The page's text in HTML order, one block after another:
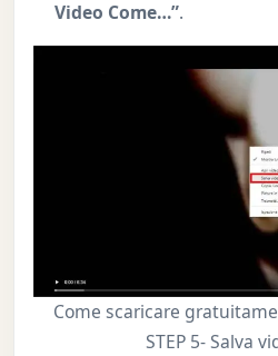
Video Come…”.
Come scaricare
STEP 5- Salva